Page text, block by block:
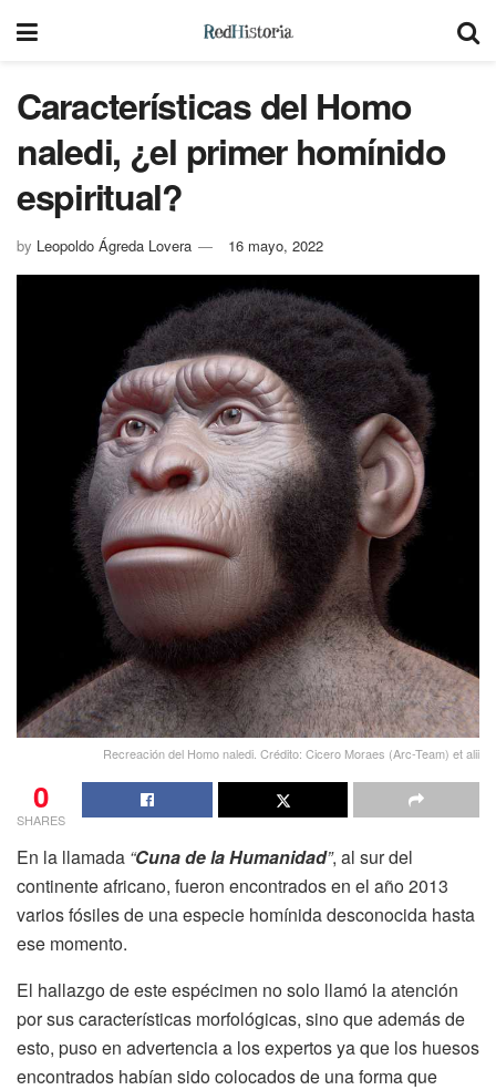
Características del Homo
naledi, ¿el primer homínido
espiritual?
by Leopoldo Ágreda Lovera 16 mayo, 2022
Recreación del Homo naledi. Crédito: Cicero Moraes (Arc-Team) et alii
0
SHARES
En la llamada “Cuna de la Humanidad”, al sur del
continente africano, fueron encontrados en el año 2013
varios fósiles de una especie homínida desconocida hasta
ese momento.
El hallazgo de este espécimen no solo llamó la atención
por sus características morfológicas, sino que además de
esto, puso en advertencia a los expertos ya que los huesos
encontrados habían sido colocados de una forma que